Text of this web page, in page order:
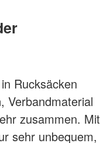
Rucksäcken
Verbandmaterial
zusammen. Mit
sehr unbequem,